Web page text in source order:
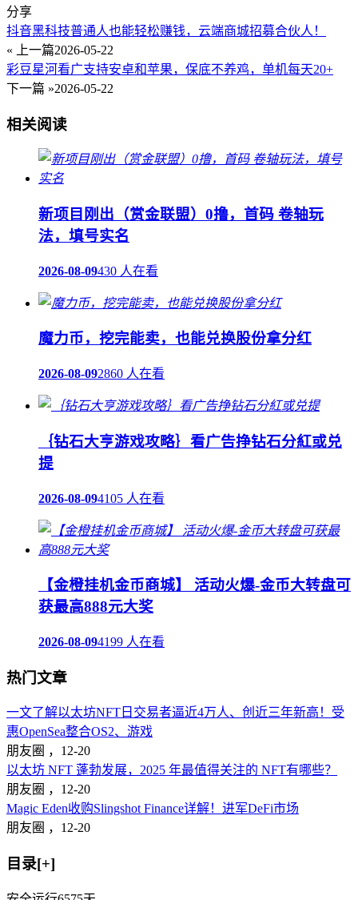
分享
抖音黑科技普通人也能轻松赚钱，云端商城招募合伙人！
« 上一篇2026-05-22
彩豆星河看广支持安卓和苹果，保底不养鸡，单机每天20+
下一篇 »2026-05-22
相关阅读
新项目刚出（赏金联盟）0撸，首码 卷轴玩
法，填号实名
2026-08-09430 人在看
魔力币，挖完能卖，也能兑换股份拿分红
2026-08-092860 人在看
｛钻石大亨游戏攻略｝看广告挣钻石分紅或兑
提
2026-08-094105 人在看
【金橙挂机金币商城】 活动火爆-金币大转盘可
获最高888元大奖
2026-08-094199 人在看
热门文章
一文了解以太坊NFT日交易者逼近4万人、创近三年新高！受
惠OpenSea整合OS2、游戏
朋友圈 ， 12-20
以太坊 NFT 蓬勃发展，2025 年最值得关注的 NFT有哪些？
朋友圈 ， 12-20
Magic Eden收购Slingshot Finance详解！进军DeFi市场
朋友圈 ， 12-20
目录[+]